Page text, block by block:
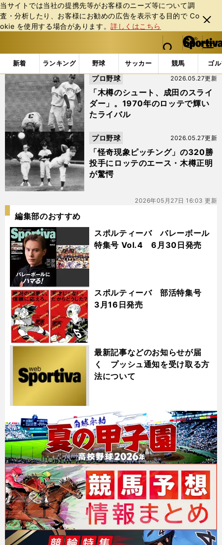
当サイトでは当社の提携先等がお客様のニーズ等について調
査・分析したり、お客様にお勧めの広告を表⽰する⽬的で Co
okie を使⽤する場合があります。詳しくはこちら
閉じ
る
web Sportiva (webスポルティーバ)
検索
マイペ
ー
ジ
メニュ
新着 ランキング 野球 サッカー 競馬 ゴ
b
ス
ポ
ル
テ
ィ
ー
バ
「#銚子」の最新ニュース・ 情報
「木樽のシュート、成田のスライ
ダー」。1970年のロッテで輝い
たライバル
2026.05.27更新
プロ野球
「怪奇現象ピッチング」の320勝
投手にロッテのエース・木樽正明
が驚愕
2026.05.27更新
プロ野球
2026年05月27日 16:03 更新
編集部のおすすめ
スポルティーバ バレーボール
特集号 Vol.4 6月30日発売
スポルティーバ 部活特集号
3月16日発売
最新記事などのお知らせが届
く プッシュ通知を受け取る方
法について